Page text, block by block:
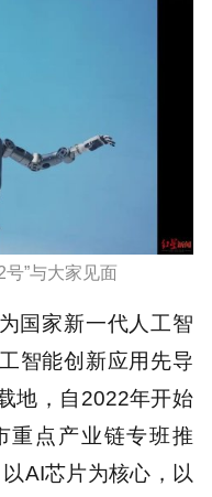
”与大家见面
国家新一代人工智
智能创新应用先导
地，自2022年开始
重点产业链专班推
AI芯片为核心，以